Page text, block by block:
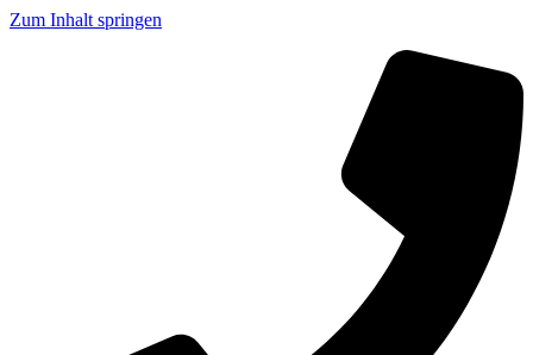
Zum Inhalt springen